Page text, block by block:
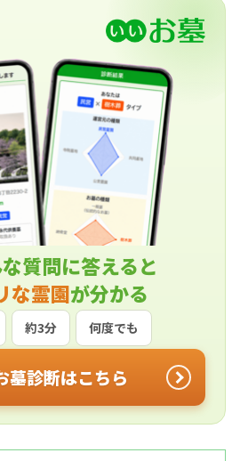
質問に答えると
な霊園が分かる
約3分 何度でも
墓診断はこちら